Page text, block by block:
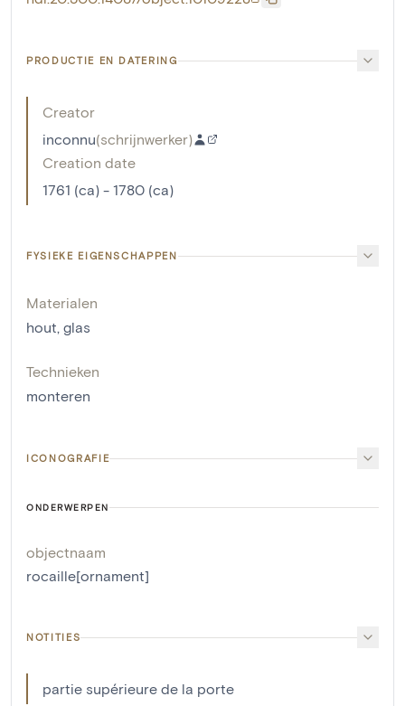
PRODUCTIE EN DATERING
Creator
inconnu(schrijnwerker)
Creation date
1761 (ca) - 1780 (ca)
FYSIEKE EIGENSCHAPPEN
Materialen
hout, glas
Technieken
monteren
ICONOGRAFIE
ONDERWERPEN
objectnaam
rocaille[ornament]
NOTITIES
partie supérieure de la porte